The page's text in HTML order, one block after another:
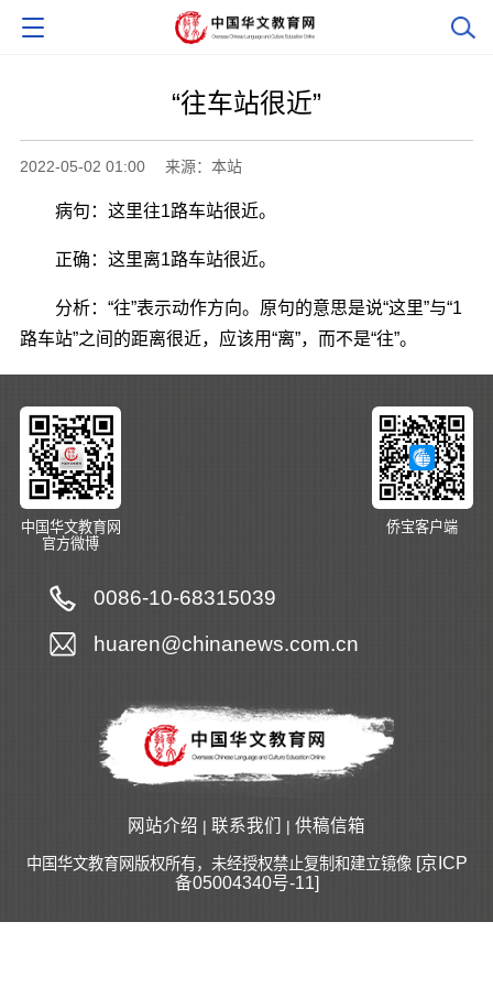
“往车站很近”
2022-05-02 01:00 来源：本站
病句：这里往1路车站很近。
正确：这里离1路车站很近。
分析：“往”表示动作方向。原句的意思是说“这里”与“1
路车站”之间的距离很近，应该用“离”，而不是“往”。
中国华文教育网
官方微博
侨宝客户端
0086-10-68315039
huaren@chinanews.com.cn
网站介绍 | 联系我们 | 供稿信箱
中国华文教育网版权所有，未经授权禁止复制和建立镜像 [京ICP
备05004340号-11]